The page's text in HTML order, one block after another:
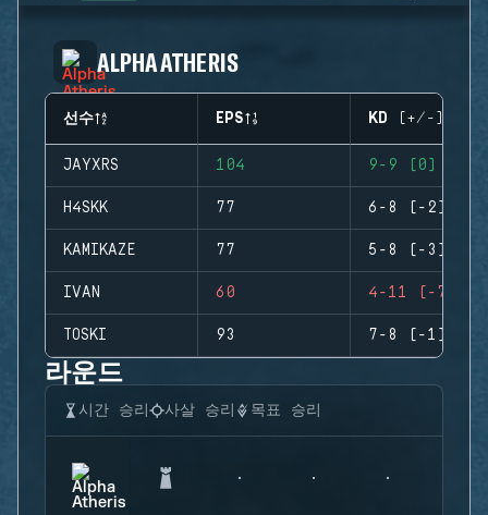
ALPHA ATHERIS
선수 EPS KD (+/-)
JAYXRS 104 9-9 (0)
H4SKK 77 6-8 (-2)
KAMIKAZE 77 5-8 (-3)
IVAN 60 4-11 (-7)
TOSKI 93 7-8 (-1)
라운드
시간 승리 사살 승리 목표 승리